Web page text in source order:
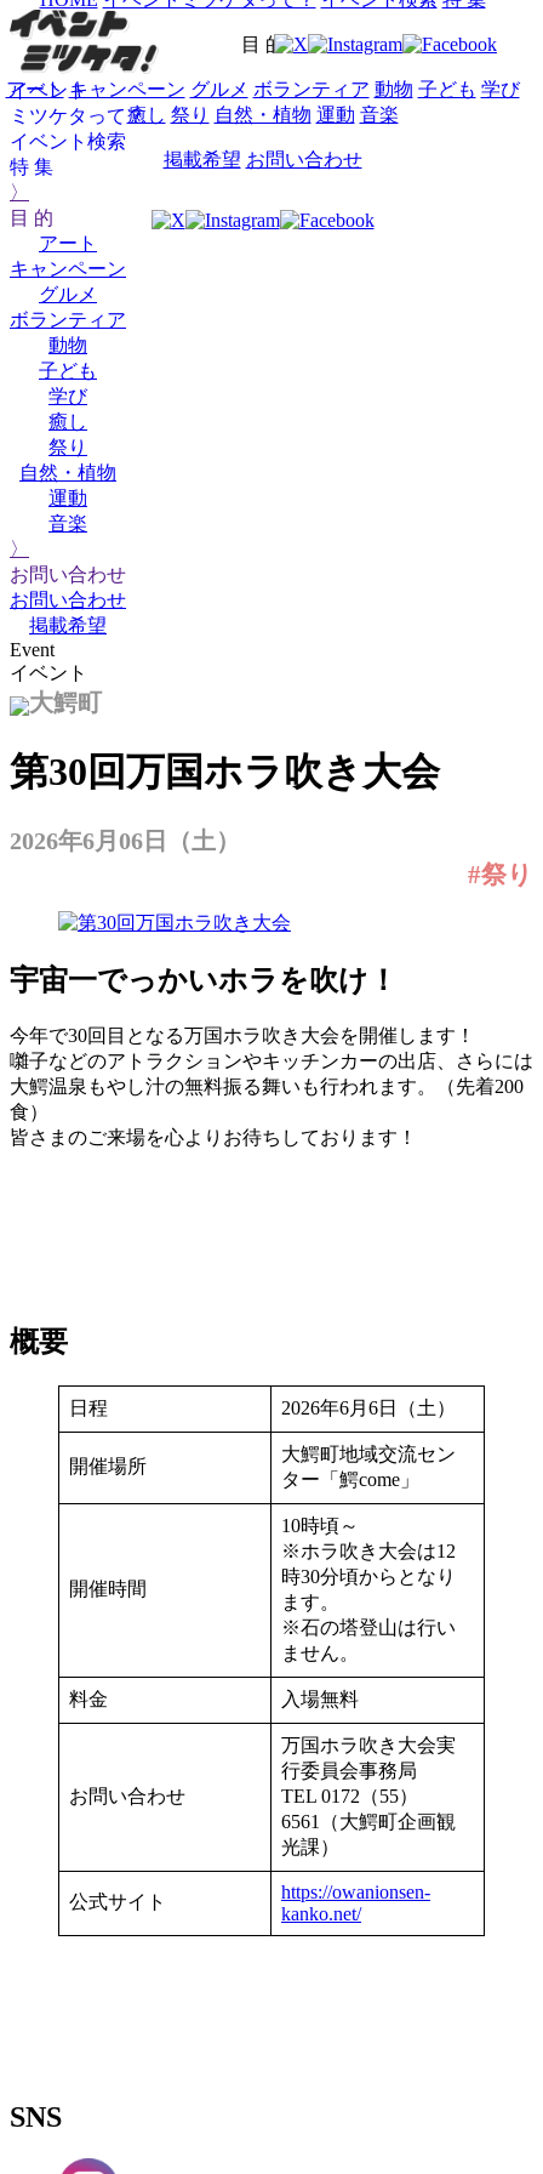
イベント
ミツケタって？
イベント検索
特 集
〉
目 的
アート
キャンペーン
グルメ
ボランティア
動物
子ども
学び
癒し
祭り
自然・植物
運動
音楽
〉
お問い合わせ
お問い合わせ
掲載希望
目 的
アート キャンペーン グルメ ボランティア 動物 子ども 学び
癒し 祭り 自然・植物 運動 音楽
掲載希望 お問い合わせ
Event
イベント
大鰐町
第30回万国ホラ吹き大会
2026年6月06日（土）
#祭り
宇宙一でっかいホラを吹け！
今年で30回目となる万国ホラ吹き大会を開催します！
囃子などのアトラクションやキッチンカーの出店、さらには
大鰐温泉もやし汁の無料振る舞いも行われます。（先着200
食）
皆さまのご来場を心よりお待ちしております！
概要
日程 2026年6月6日（土）
開催場所
大鰐町地域交流セン
ター「鰐come」
開催時間
10時頃～
※ホラ吹き大会は12
時30分頃からとなり
ます。
※石の塔登山は行い
ません。
料金 入場無料
お問い合わせ
万国ホラ吹き大会実
行委員会事務局
TEL 0172（55）
6561（大鰐町企画観
光課）
公式サイト
https://owanionsen-
kanko.net/
SNS